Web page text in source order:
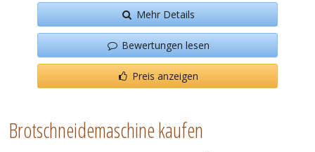
Mehr Details
Bewertungen lesen
Preis anzeigen
Brotschneidemaschine kaufen